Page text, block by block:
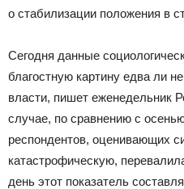
о стабилизации положения в
Сегодня данные
благостную картину едва ли
власти, пишет еженедельник
случае, по сравнению с
респондентов, оценивающих
катастрофическую,
день этот показатель